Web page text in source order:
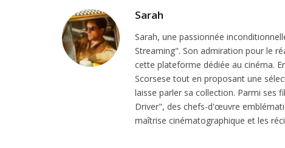
Sarah
Sarah, une passionnée
Streaming". Son admiration pour le
cette plateforme dédiée au cinéma.
Scorsese tout en proposant une
laisse parler sa collection. Parmi ses
Driver", des chefs-d'œuvre
maîtrise cinématographique et les